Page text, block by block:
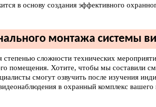
в основу создания эффективного
монтажа системы
сложности технических
помещения. Хотите, чтобы мы составили
смогут озвучить после изучения
в охранный комплекс вашего